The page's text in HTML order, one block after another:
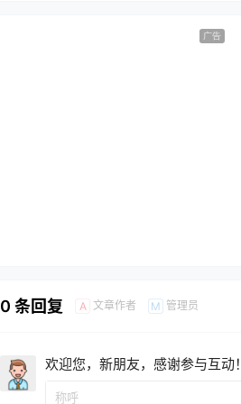
广告
0 条回复 A 文章作者 M 管理员
欢迎您，新朋友，感谢参与互动！